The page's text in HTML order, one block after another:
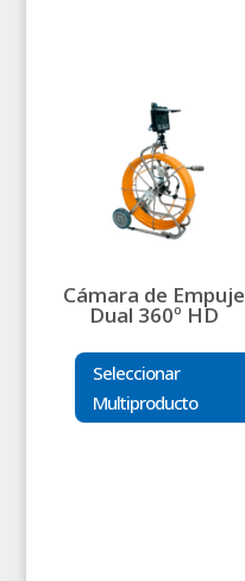
Cámara de Empuje
Dual 360º HD
Seleccionar
Multiproducto